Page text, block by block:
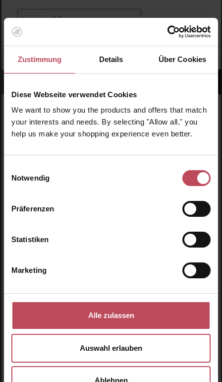
Zustimmung Details Über Cookies
Diese Webseite verwendet Cookies
We want to show you the products and offers that match
your interests and needs. By selecting "Allow all," you
help us make your shopping experience even better.
Notwendig
Präferenzen
Statistiken
Marketing
Alle zulassen
Auswahl erlauben
Ablehnen
Gratis Paketbeilage